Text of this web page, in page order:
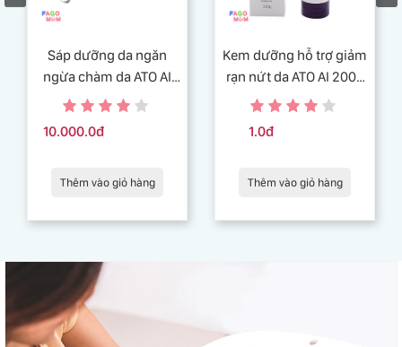
Sáp dưỡng da ngăn
ngừa chàm da ATO AI
balm 29g an toàn và
10.000.0đ
Thêm vào giỏ hàng
Kem dưỡng hỗ trợ giảm
rạn nứt da ATO AI 200g
chiết xuất từ thiên nhiên
1.0đ
Thêm vào giỏ hàng